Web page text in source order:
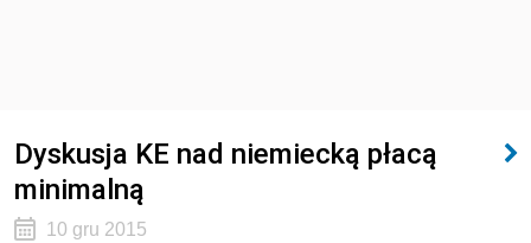
Dyskusja KE nad niemiecką płacą
minimalną
10 gru 2015